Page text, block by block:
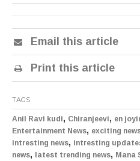
Email this article
Print this article
TAGS
Anil Ravi kudi, Chiranjeevi, en
Entertainment News, exciting
intresting news, intresting
news, latest trending news, Mana